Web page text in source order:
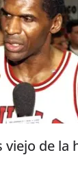
viejo de la